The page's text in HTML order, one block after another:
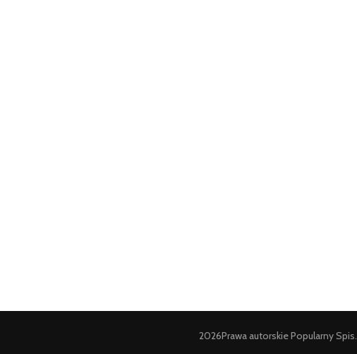
2026Prawa autorskiePopularny Spis.